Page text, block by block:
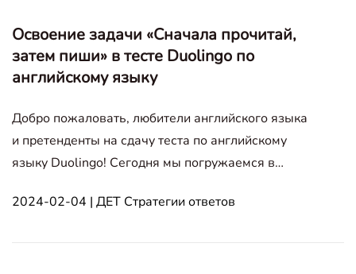
Освоение задачи «Сначала прочитай,
затем пиши» в тесте Duolingo по
английскому языку
Добро пожаловать, любители английского языка
и претенденты на сдачу теста по английскому
языку Duolingo! Сегодня мы погружаемся в
экзамена, которая оценивает вашу способность
2024-02-04 | ДЕТ Стратегии ответов